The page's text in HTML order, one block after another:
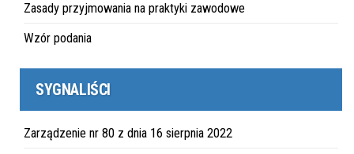
Zasady przyjmowania na praktyki zawodowe
Wzór podania
SYGNALIŚCI
Zarządzenie nr 80 z dnia 16 sierpnia 2022